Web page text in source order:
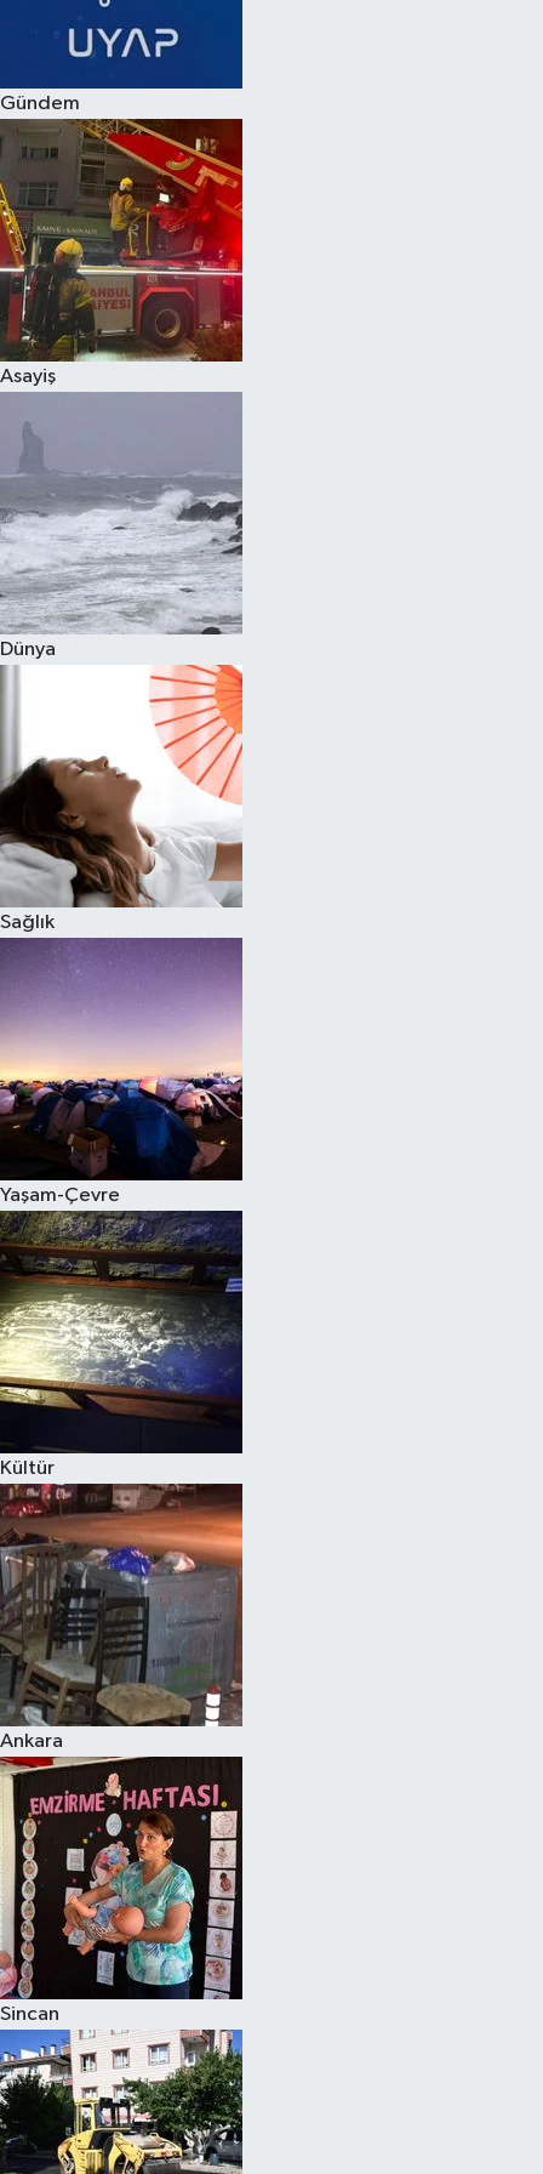
Gündem
Asayiş
Dünya
Sağlık
Yaşam-Çevre
Kültür
Ankara
Sincan
Spor
Burç Yorumları
Çocuk
Eğitim
Hava Durumu
Kadın
Kültür Sanat
Sağlık
Siyaset
Televizyon
Yaşam-Çevre